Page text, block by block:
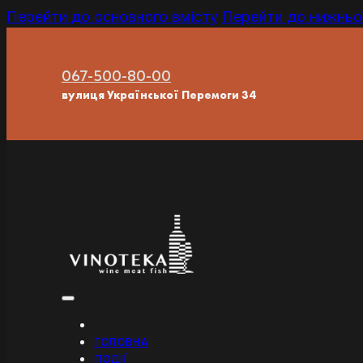
Перейти до основного вмісту Перейти до
067-500-80-00
вулиця Української Перемоги 34
ГОЛОВНА
ПОДІЇ